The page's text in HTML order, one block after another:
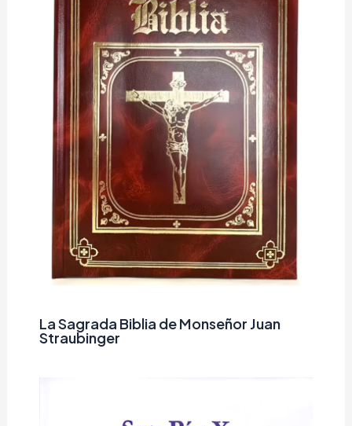
La Sagrada Biblia de Monseñor Juan
Straubinger